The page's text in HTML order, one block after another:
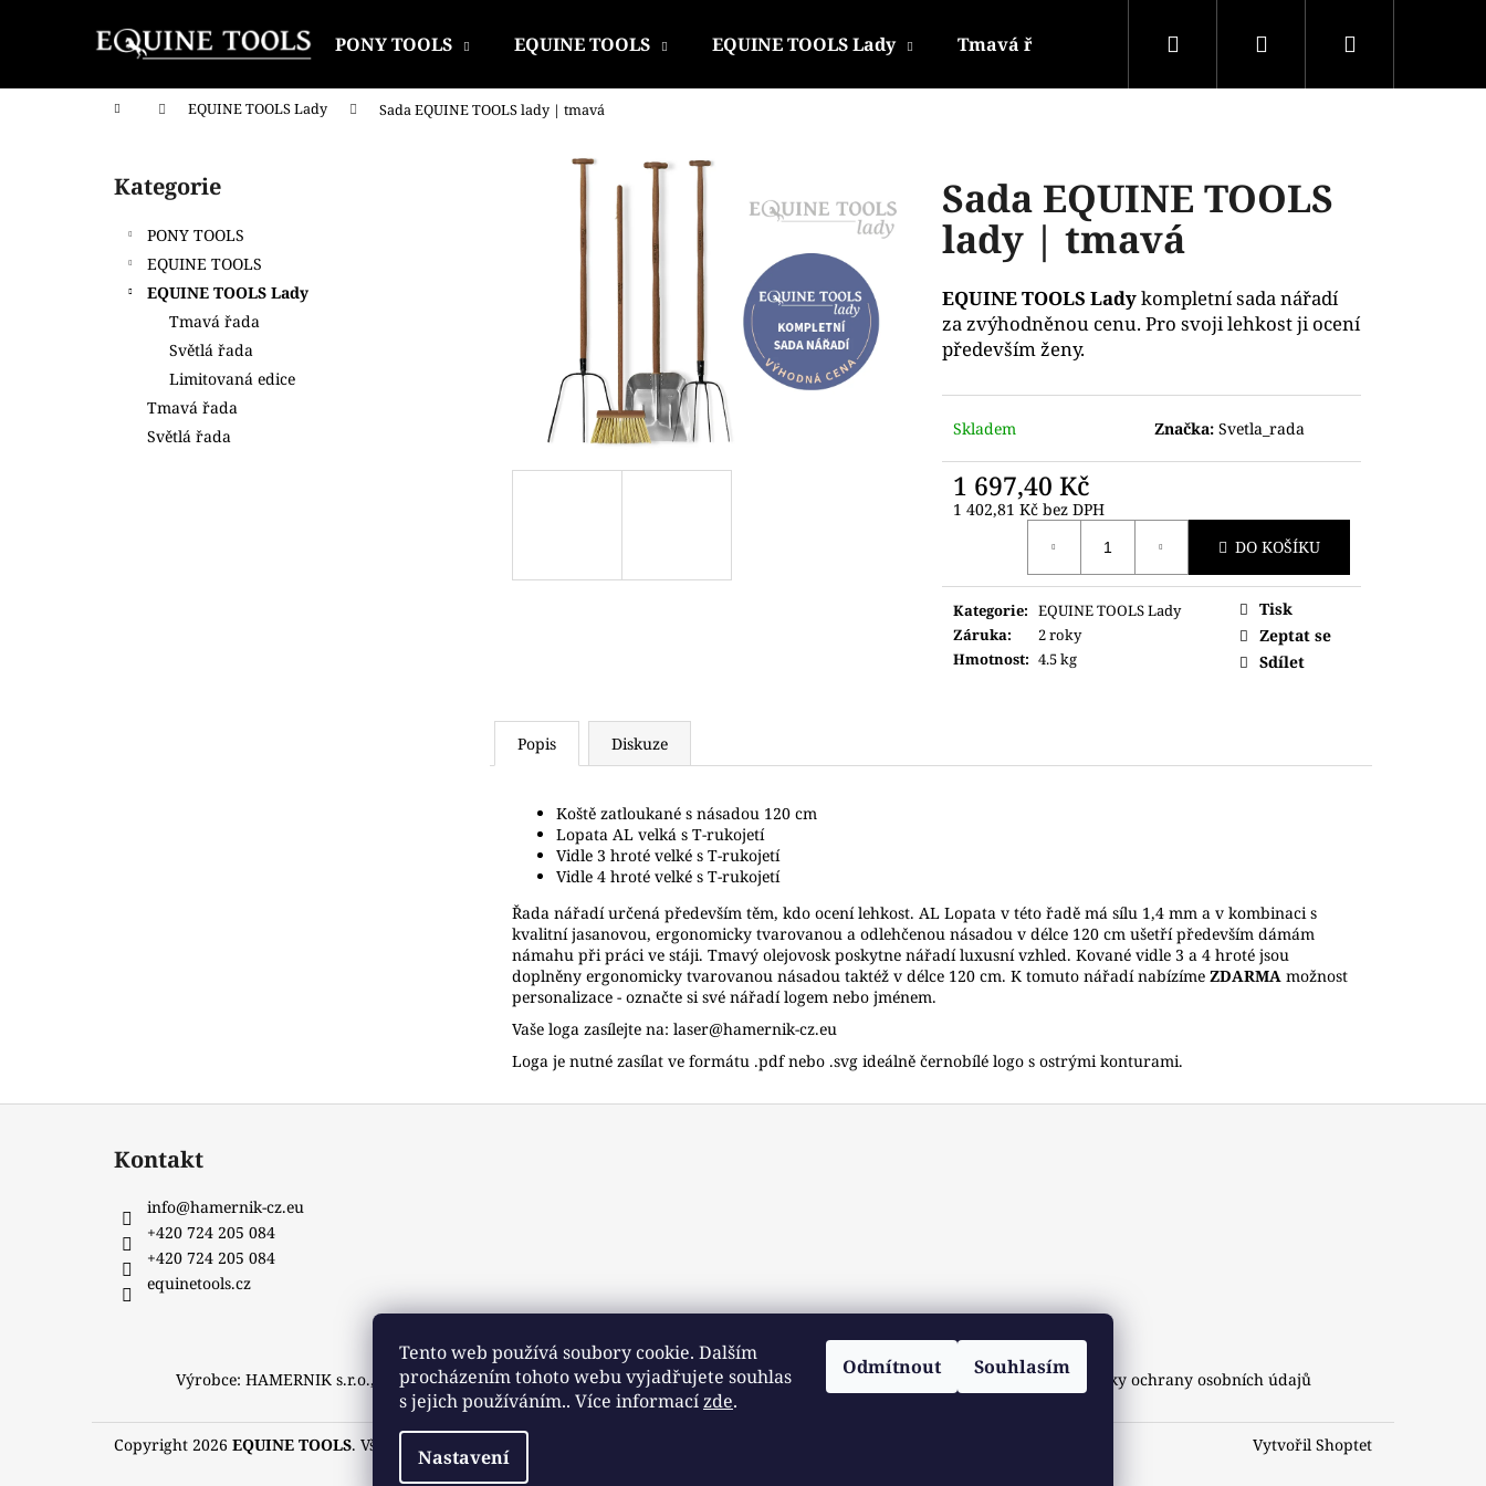
Tento web používá soubory cookie. Dalším
procházením tohoto webu vyjadřujete souhlas
s jejich používáním.. Více informacízde.
Nastavení
Odmítnout Souhlasím
PONY TOOLS EQUINE TOOLS EQUINE TOOLS Lady Tmavá řada Světlá řada Kontakty
Hledat PřihlášeníNákupní
Domů EQUINE TOOLS Lady Sada EQUINE TOOLS lady | tmavá
Přeskočit
kategorie
Kategorie
PONY TOOLS
EQUINE TOOLS
EQUINE TOOLS Lady
Tmavá řada
Světlá řada
Limitovaná edice
Tmavá řada
Světlá řada
Sada EQUINE TOOLS
lady | tmavá
EQUINE TOOLS Ladykompletní sada nářadí
za zvýhodněnou cenu. Pro svoji lehkost ji ocení
především ženy.
Skladem Značka: Svetla_rada
1 697,40 Kč
1 402,81 Kč bez DPH
DO KOŠÍKU
Kategorie: EQUINE TOOLS Lady
Záruka:
2 roky
Hmotnost: 4.5 kg
Tisk
Zeptat se
Sdílet
Popis Diskuze
Koště zatloukané s násadou 120 cm
Lopata AL velká s T-rukojetí
Vidle 3 hroté velké s T-rukojetí
Vidle 4 hroté velké s T-rukojetí
Řada nářadí určená především těm, kdo ocení lehkost. AL Lopata v této řadě má sílu 1,4 mm a v kombinaci s
kvalitní jasanovou, ergonomicky tvarovanou a odlehčenou násadou v délce 120 cm ušetří především dámám
námahu při práci ve stáji. Tmavý olejovosk poskytne nářadí luxusní vzhled. Kované vidle 3 a 4 hroté jsou
doplněny ergonomicky tvarovanou násadou taktéž v délce 120 cm. K tomuto nářadí nabízíme ZDARMA možnost
personalizace - označte si své nářadí logem nebo jménem.
Vaše loga zasílejte na: laser@hamernik-cz.eu
Loga je nutné zasílat ve formátu .pdf nebo .svg ideálně černobílé logo s ostrými konturami.
í
Zpět
do
Zpět
do
Co potřebujete najít?
HLEDAT
Doporučujeme
Z
Kontakt
info@hamernik-cz.eu
+420 724 205 084
+420 724 205 084
equinetools.cz
Výrobce: HAMERNIK s.r.o., Jitkov 86, 583 01 Chotěboř INFORMACE PRO VÁS Obchodní podmínky Reklamace Podmínky ochrany osobních údajů
Vytvořil Shoptet
Copyright 2026 EQUINE TOOLS. Všechna práva vyhrazena.